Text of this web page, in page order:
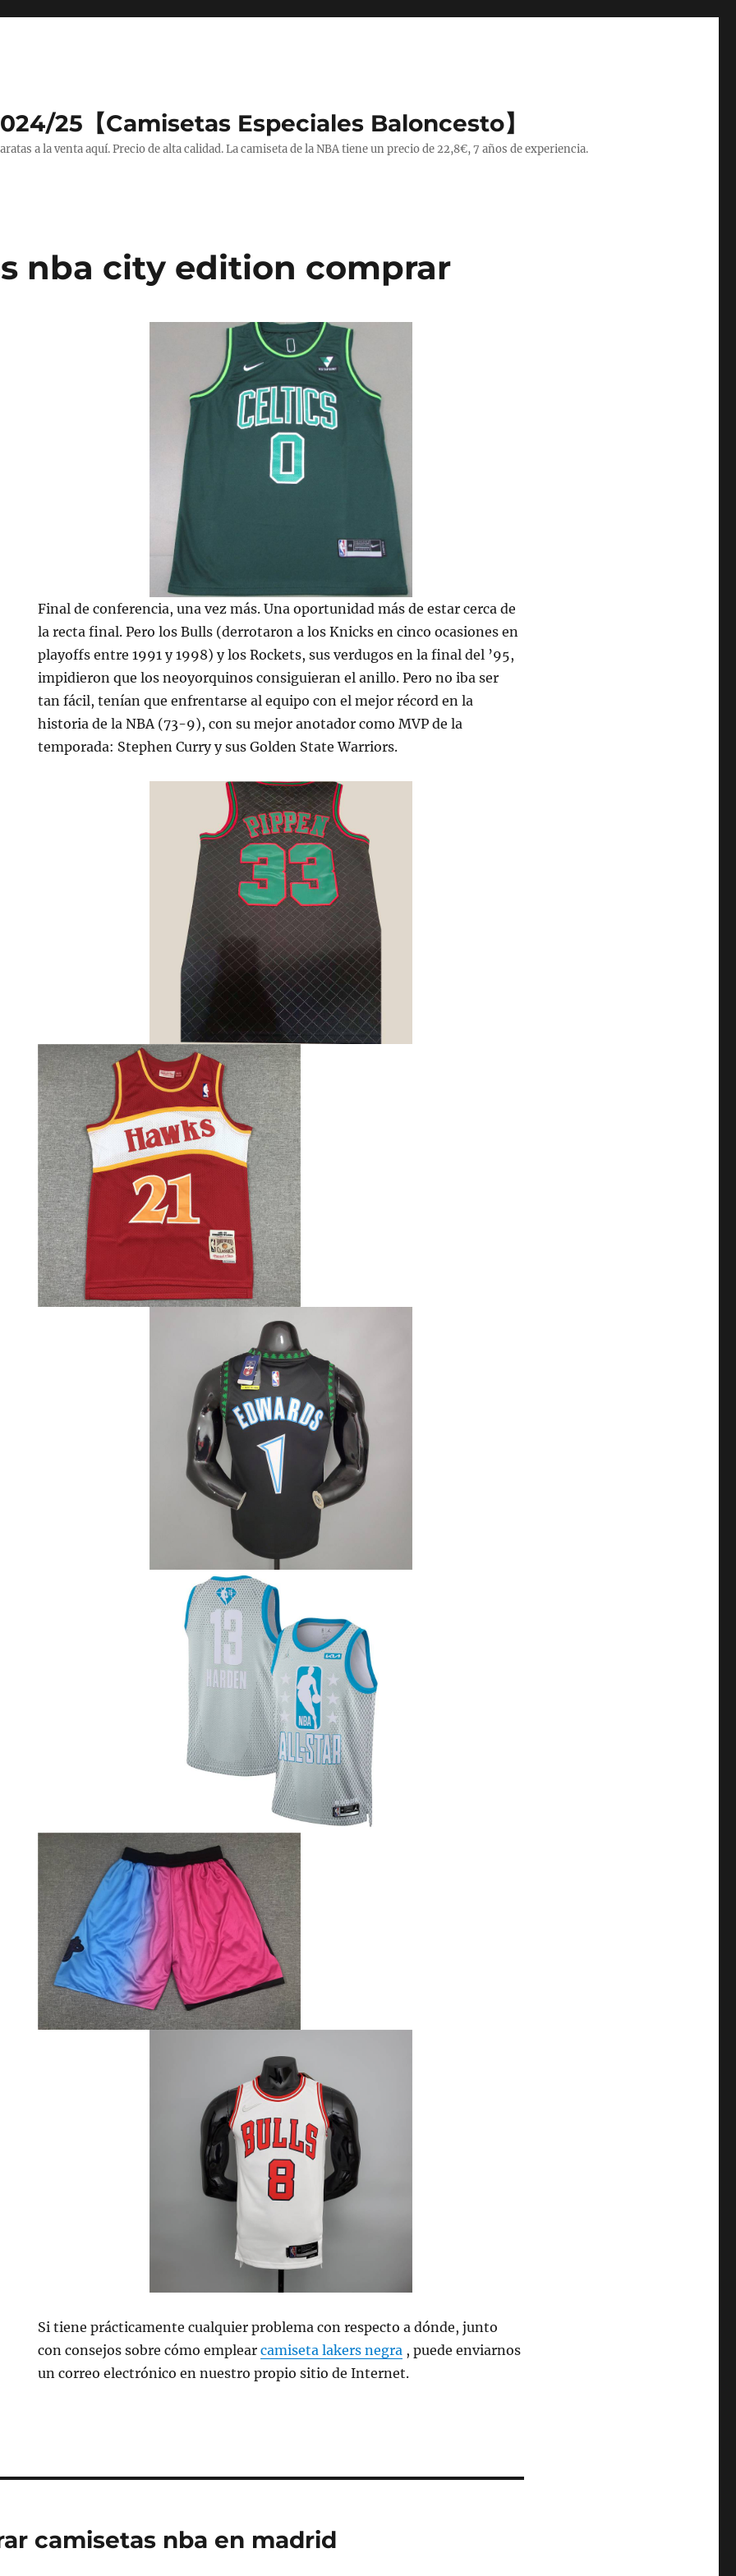
25【Camisetas Especiales Baloncesto】
a la venta aquí. Precio de alta calidad. La camiseta de la NBA tiene un precio de 22,8€, 7 años de experiencia.
nba city edition comprar
Final de conferencia, una vez más. Una oportunidad más de estar cerca de
la recta final. Pero los Bulls (derrotaron a los Knicks en cinco ocasiones en
playoffs entre 1991 y 1998) y los Rockets, sus verdugos en la final del ’95,
impidieron que los neoyorquinos consiguieran el anillo. Pero no iba ser
tan fácil, tenían que enfrentarse al equipo con el mejor récord en la
historia de la NBA (73-9), con su mejor anotador como MVP de la
temporada: Stephen Curry y sus Golden State Warriors.
Si tiene prácticamente cualquier problema con respecto a dónde, junto
con consejos sobre cómo emplearcamiseta lakers negra , puede enviarnos
un correo electrónico en nuestro propio sitio de Internet.
camisetas nba en madrid